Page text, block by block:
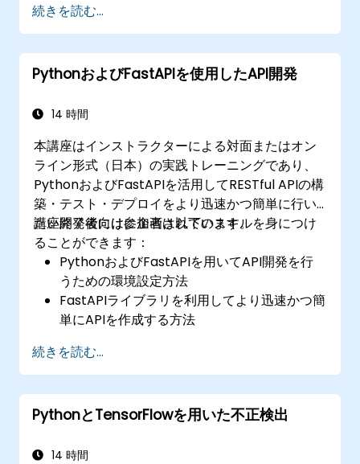
Reactを用いたインタラクティブなアプリケ
ーションの設計方法
FARMスタックを使用してフロントエンド・
バックエンド両方のアプリケーションの開
続きを読む...
PythonおよびFastAPIを使用したAPI開発
14 時間
本講座はインストラクターによる対面またはオン
ライン形式（日本）の実践トレーニングであり、
PythonおよびFastAPIを活用してRESTful APIの構
築・テスト・デプロイをより迅速かつ簡単に行い
たい開発者向けに企画されています。
講座終了後には参加者は以下のスキルを身につけ
ることができます：
PythonおよびFastAPIを用いてAPI開発を行
うための環境設定方法
FastAPIライブラリを利用してより迅速かつ簡
単にAPIを作成する方法
ルおよびスキーマの構築法
SQLAlchemyを用いたデータベースとの連携
手法
FastAPIの各種機能を活用したセキュリティお
コンテナイメージの作成とクラウドサーバー
続きを読む...
PythonとTensorFlowを用いた不正検出
14 時間